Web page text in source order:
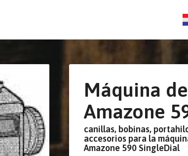
Máquina
Amazone
canillas, bobinas,
accesorios para la
Amazone 590 SingleDial